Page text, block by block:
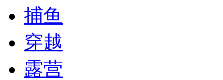
捕鱼
穿越
露营